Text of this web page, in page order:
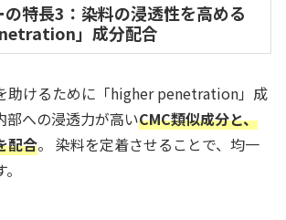
の特長3：染料の浸透性を高める
」成分配合
助けるために「higher penetration」成
部への浸透力が高いCMC類似成分と、
配合。 染料を定着させることで、均一